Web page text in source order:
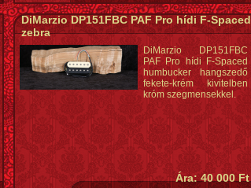
DiMarzio DP151FBC PAF Pro hídi F-Spaced
zebra
DiMarzio DP151FBC
PAF Pro hídi F-Spaced
humbucker hangszedő
fekete-krém kivitelben
króm szegmensekkel.
Ára: 40 000 Ft